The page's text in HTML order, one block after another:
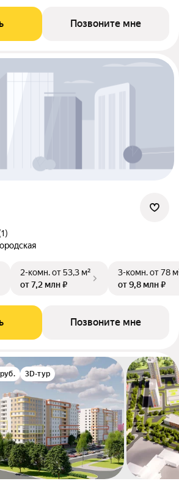
Позвоните мне
2-комн.от 53,3 м²
от 7,2 млн ₽
3-комн.от 78
от 9,8 млн ₽
Позвоните мне
3D-тур